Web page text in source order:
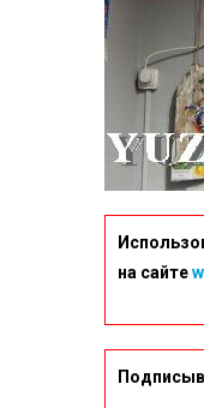
на сайте